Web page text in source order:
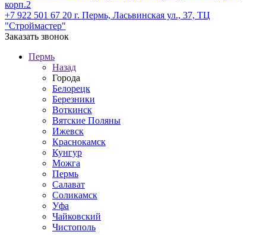
корп.2
+7 922 501 67 20 г. Пермь, Ласьвинская ул., 37, ТЦ
"Строймастер"
Заказать звонок
Пермь
Назад
Города
Белорецк
Березники
Воткинск
Вятские Поляны
Ижевск
Краснокамск
Кунгур
Можга
Пермь
Салават
Соликамск
Уфа
Чайковский
Чистополь